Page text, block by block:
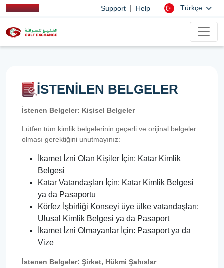
Support Help Türkçe
İSTENİLEN BELGELER
İstenen Belgeler: Kişisel Belgeler
Lütfen tüm kimlik belgelerinin geçerli ve orijinal belgeler
olması gerektiğini unutmayınız:
İkamet İzni Olan Kişiler İçin: Katar Kimlik
Belgesi
Katar Vatandaşları İçin: Katar Kimlik Belgesi
ya da Pasaportu
Körfez İşbirliği Konseyi üye ülke vatandaşları:
Ulusal Kimlik Belgesi ya da Pasaport
İkamet İzni Olmayanlar İçin: Pasaport ya da
Vize
İstenen Belgeler: Şirket, Hükmi Şahıslar